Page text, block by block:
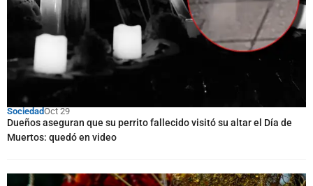
SociedadOct 29
Dueños aseguran que su perrito fallecido visitó su altar el Día de
Muertos: quedó en video